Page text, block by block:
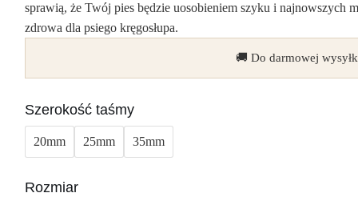
sprawią, że Twój pies będzie uosobieniem szyku i najnowszych
zdrowa dla psiego kręgosłupa.
🚚 Do darmowej
Szerokość taśmy
20mm 25mm 35mm
Rozmiar